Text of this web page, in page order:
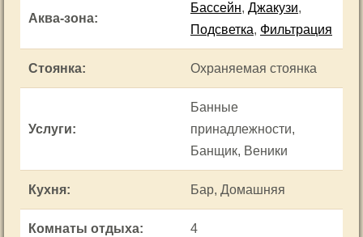
Аква-зона:
Бассейн, Джакузи,
Подсветка, Фильтрация
Стоянка: Охраняемая стоянка
Услуги:
Банные
принадлежности,
Банщик, Веники
Кухня: Бар, Домашняя
Комнаты отдыха: 4